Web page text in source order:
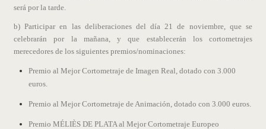
será por la tarde.
b) Participar en las deliberaciones del día 21 de noviembre, que se
celebrarán por la mañana, y que establecerán los cortometrajes
merecedores de los siguientes premios/nominaciones:
Premio al Mejor Cortometraje de Imagen Real, dotado con 3.000
euros.
Premio al Mejor Cortometraje de Animación, dotado con 3.000 euros.
Premio MÉLIÈS DE PLATA al Mejor Cortometraje Europeo